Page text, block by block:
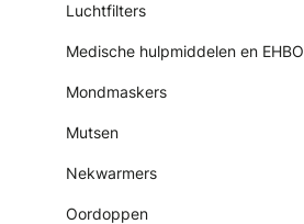
Luchtfilters
Medische hulpmiddelen en EHBO
Mondmaskers
Mutsen
Nekwarmers
Oordoppen